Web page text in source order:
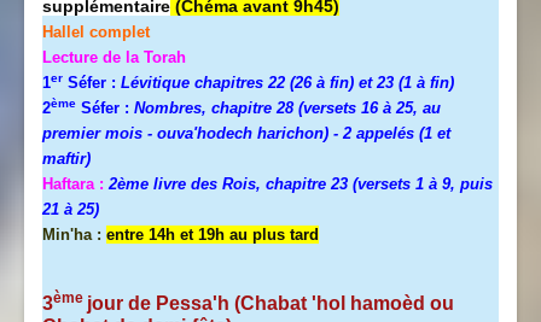
supplémentaire (Chéma avant 9h45)
Hallel complet
Lecture de la Torah
1er Séfer : Lévitique chapitres 22 (26 à fin) et 23 (1 à fin)
2ème Séfer : Nombres, chapitre 28 (versets 16 à 25, au
premier mois - ouva'hodech harichon) - 2 appelés (1 et
maftir)
Haftara : 2ème livre des Rois, chapitre 23 (versets 1 à 9, puis
21 à 25)
Min'ha : entre 14h et 19h au plus tard
3ème jour de Pessa'h (Chabat 'hol hamoèd ou